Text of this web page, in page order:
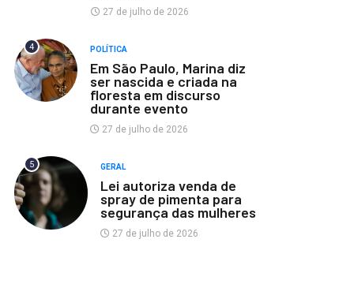
27 de julho de 2026
4 POLÍTICA
Em São Paulo, Marina diz
ser nascida e criada na
floresta em discurso
durante evento
27 de julho de 2026
5 GERAL
Lei autoriza venda de
spray de pimenta para
segurança das mulheres
27 de julho de 2026